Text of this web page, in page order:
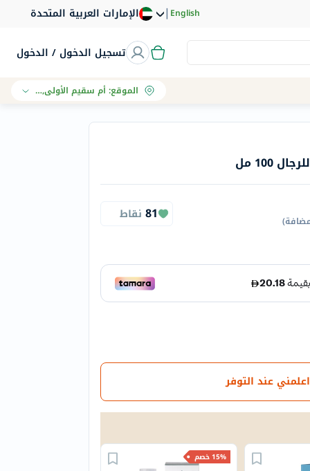
الإمارات العربية المتحدة |English
تسجيل الدخول / الدخول
الموقع:أم سقيم الأولى, دبي
100 مل
)
81 نقاط
اعلمني عند التوفر
15% خصم